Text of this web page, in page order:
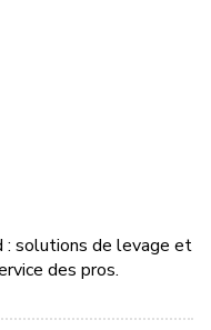
: solutions de levage et
des pros.